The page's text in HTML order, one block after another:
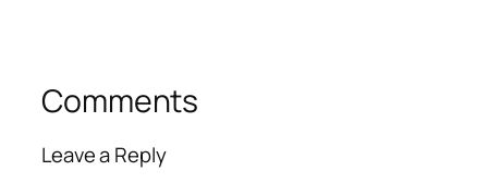
Comments
Leave a Reply